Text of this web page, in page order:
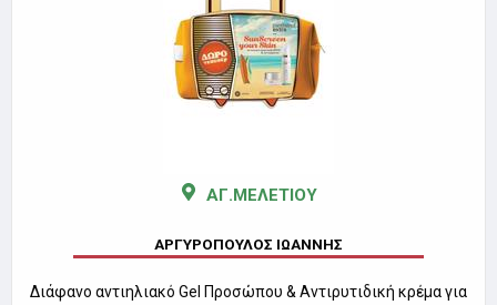
ΑΓ.ΜΕΛΕΤΙΟΥ
ΑΡΓΥΡΟΠΟΥΛΟΣ ΙΩΑΝΝΗΣ
Διάφανο αντιηλιακό Gel Προσώπου & Αντιρυτιδική κρέμα για